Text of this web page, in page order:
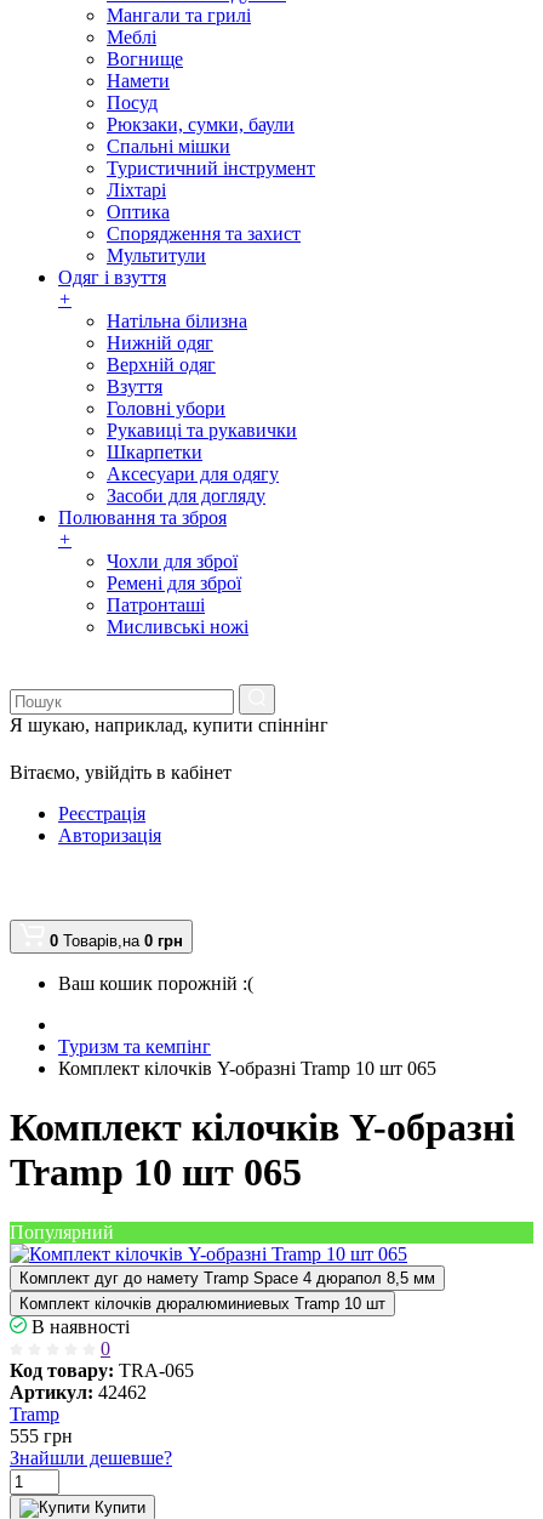
Мангали та грилі
Меблі
Вогнище
Намети
Посуд
Рюкзаки, сумки, баули
Спальні мішки
Туристичний інструмент
Ліхтарі
Оптика
Спорядження та захист
Мультитули
Одяг і взуття
+
Натільна білизна
Нижній одяг
Верхній одяг
Взуття
Головні убори
Рукавиці та рукавички
Шкарпетки
Аксесуари для одягу
Засоби для догляду
Полювання та зброя
+
Чохли для зброї
Ремені для зброї
Патронташі
Мисливські ножі
Я шукаю, наприклад, купити спіннінг
Вітаємо, увійдіть в кабінет
Реєстрація
Авторизація
0 Товарів,на 0 грн
Ваш кошик порожній :(
Туризм та кемпінг
Комплект кілочків Y-образні Tramp 10 шт 065
Комплект кілочків Y-образні
Tramp 10 шт 065
Популярний
Комплект дуг до намету Tramp Space 4 дюрапол 8,5 мм
Комплект кілочків дюралюминиевых Tramp 10 шт
В наявності
0
Код товару: TRA-065
Артикул: 42462
Tramp
555 грн
Знайшли дешевше?
Купити